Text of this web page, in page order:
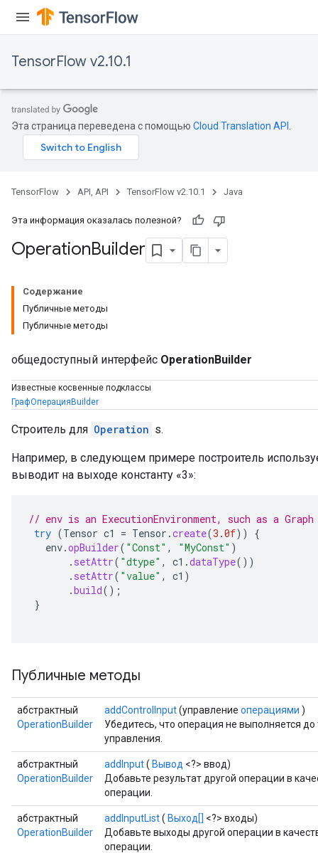
TensorFlow v2.10.1
Эта страница переведена с помощью Cloud Translation API
TensorFlow API, API TensorFlow v2.10.1 Java
Эта информация оказалась полезной?
OperationBuilder
Содержание
Публичные методы
Публичные методы
общедоступный интерфейс OperationBuilder
Известные косвенные подклассы
ГрафОперацияBuilder
Строитель для Operation s.
Например, в следующем примере построитель
выводит на выходе константу «3»:
// env is an ExecutionEnvironment, such as a
try (Tensor c1 = Tensor .create(3.0f))
{
env.opBuilder( "Const" , "MyConst" )
. setAttr( "dtype" , c1 .dataType())
. setAttr( "value" , c1 )
.build();
}
Публичные методы
абстрактный
OperationBuilder
addControlInput(управление операциями )
Убедитесь, что операция не выполняется
управления.
абстрактный
OperationBuilder
addInput( Вывод <?> ввод)
Добавьте результат другой операции в
операции.
абстрактный
OperationBuilder
addInputList( Выход[] <?> входы)
Добавьте выходы другой операции в
операции.